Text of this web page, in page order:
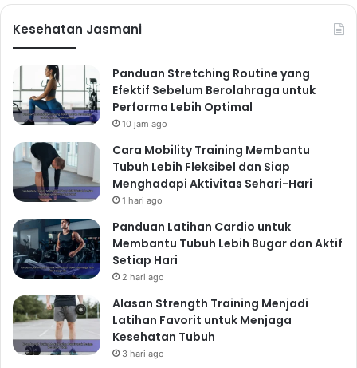
menjaga kelembapan kulit dan mencegah kekeringan.
Olahraga Teratur: Jalan
Menuju Tubuh Bugar dan
Sehat
Olahraga teratur merupakan salah satu cara paling
efektif untuk menjaga kesehatan tubuh secara alami.
Tidak perlu olahraga berat dan menghabiskan waktu
berjam-jam di gym. Cukup dengan olahraga ringan
dan teratur, seperti jalan kaki, bersepeda, atau
berenang, Anda sudah dapat merasakan manfaatnya.
Olahraga membantu meningkatkan metabolisme,
membakar kalori, dan menjaga berat badan ideal.
Selain itu, olahraga juga dapat meningkatkan mood,
mengurangi stres, dan meningkatkan kualitas tidur.
Jenis Olahraga yang
Direkomendasikan
Kesehatan Jasmani
Panduan Stretching Routine yang
Efektif Sebelum Berolahraga untuk
Performa Lebih Optimal
10 jam ago
Cara Mobility Training Membantu
Tubuh Lebih Fleksibel dan Siap
Menghadapi Aktivitas Sehari-Hari
1 hari ago
Panduan Latihan Cardio untuk
Membantu Tubuh Lebih Bugar dan Aktif
Setiap Hari
2 hari ago
Alasan Strength Training Menjadi
Latihan Favorit untuk Menjaga
Kesehatan Tubuh
3 hari ago